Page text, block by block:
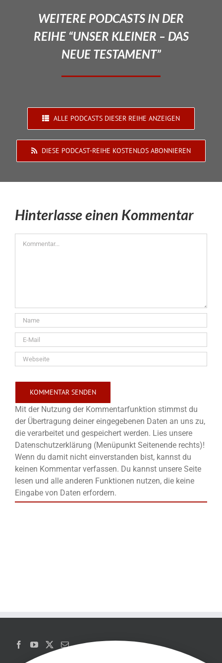
WEITERE PODCASTS IN DER
REIHE “UNSER KLEINER – DAS
NEUE TESTAMENT”
ALLE PODCASTS DIESER REIHE ANZEIGEN
DIESE PODCAST-REIHE KOSTENLOS ABONNIEREN
Hinterlasse einen Kommentar
Mit der Nutzung der Kommentarfunktion stimmst du
der Übertragung deiner eingegebenen Daten an uns zu,
die verarbeitet und gespeichert werden. Lies unsere
Datenschutzerklärung (Menüpunkt Seitenende rechts)!
Wenn du damit nicht einverstanden bist, kannst du
keinen Kommentar verfassen. Du kannst unsere Seite
lesen und alle anderen Funktionen nutzen, die keine
Eingabe von Daten erfordern.